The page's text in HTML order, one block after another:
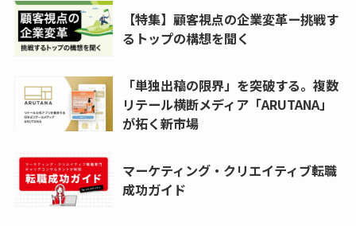
【特集】顧客視点の企業変革ー挑戦す
るトップの構想を聞く
「単独出稿の限界」を突破する。複数
リテール横断メディア「ARUTANA」
が拓く新市場
マーケティング・クリエイティブ転職
成功ガイド